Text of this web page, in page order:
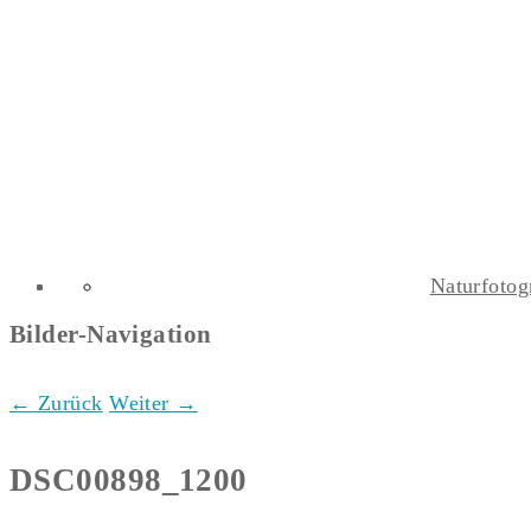
Bilder-Navigation
← Zurück Weiter →
DSC00898_1200